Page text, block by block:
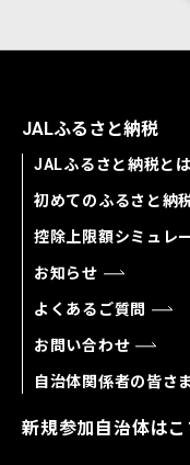
JALふるさと納税
JALふるさと納税とは
初めてのふるさと納
控除上限額シミュレ
お知らせ
よくあるご質問
お問い合わせ
自治体関係者の皆さ
新規参加自治体はこ